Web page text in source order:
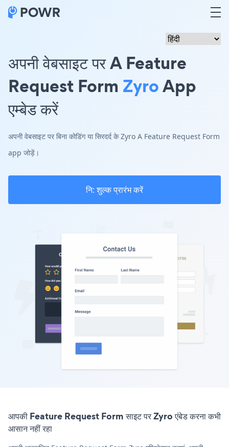
अपनी वेबसाइट पर A Feature
Request Form ZyroApp
एम्बेड करें
अपनी वेबसाइट पर बिना कोडिंग या सिरदर्द के Zyro A Feature Request Form
app जोड़ें।
नि: शुल्क प्रारंभ करें
आपकी Feature Request Form साइट पर Zyro एंबेड करना कभी
आसान नहीं रहा